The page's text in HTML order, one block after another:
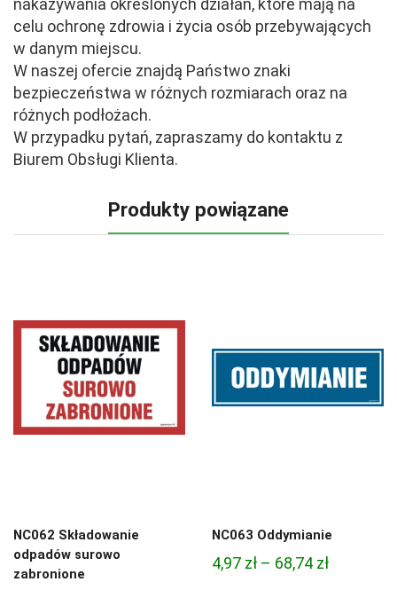
celu ochronę zdrowia i życia osób przebywających
w danym miejscu.
W naszej ofercie znajdą Państwo znaki
bezpieczeństwa w różnych rozmiarach oraz na
różnych podłożach.
W przypadku pytań, zapraszamy do kontaktu z
Biurem Obsługi Klienta.
Produkty powiązane
NC062 Składowanie
odpadów surowo
zabronione
NC063 Oddymianie
4,97 zł – 68,74 złZakres